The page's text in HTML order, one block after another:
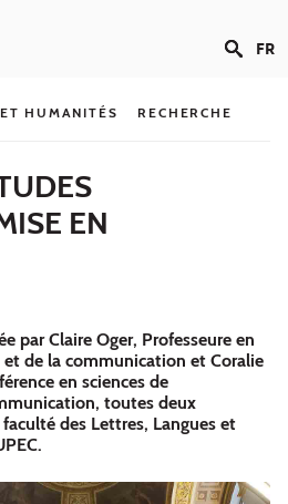
FR
HUMANITÉS RECHERCHE
EN
par Claire Oger, Professeure en
et de la communication et Coralie
en sciences de
toutes deux
des Lettres, Langues et